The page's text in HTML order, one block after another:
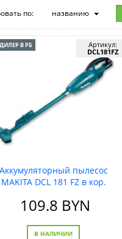
по: названию
В РБ
пылесос
MAKITA DCL 181 FZ в кор.
Артикул:
DCL181FZ
109.8 BYN
В НАЛИЧИИ